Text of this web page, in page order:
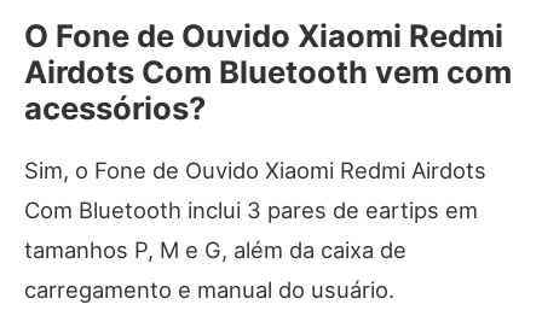
O Fone de Ouvido Xiaomi Redmi
Airdots Com Bluetooth vem com
acessórios?
Sim, o Fone de Ouvido Xiaomi Redmi Airdots
Com Bluetooth inclui 3 pares de eartips em
tamanhos P, M e G, além da caixa de
carregamento e manual do usuário.